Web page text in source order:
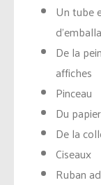
Un tube
De la
affiches
Pinceau
Du
De la
Ciseaux
Ruban